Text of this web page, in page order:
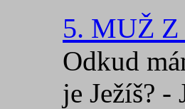
5. MUŽ
Odkud
je Ježíš? -